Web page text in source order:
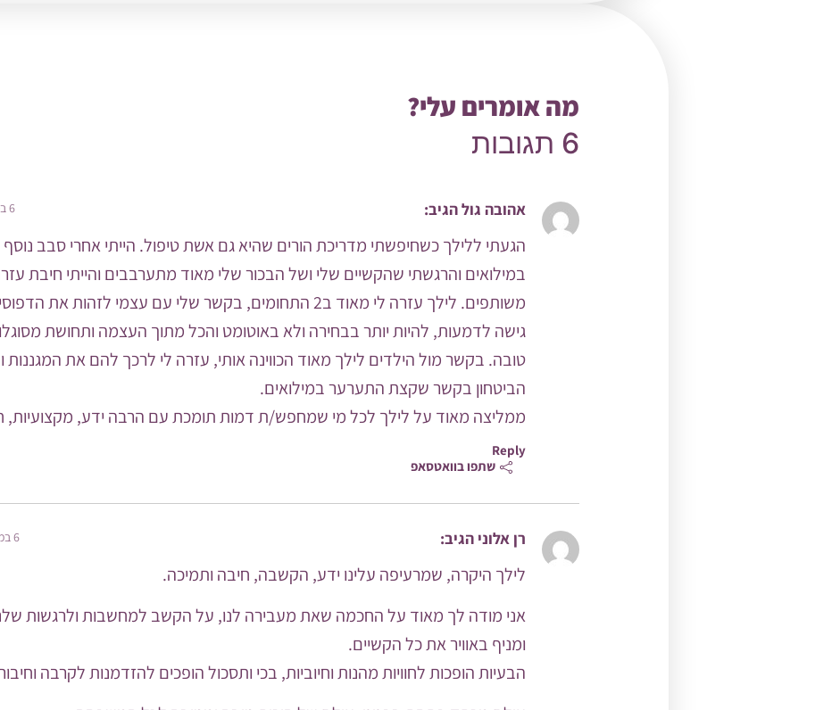
מה אומרים עלי?
6 תגובות
אהובה גולהגיב: 6 במאי 2026 בשעה 9:52
הגעתי ללילך כשחיפשתי מדריכת הורים שהיא גם אשת טיפול. הייתי אחרי סבב
במילואים והרגשתי שהקשיים שלי ושל הבכור שלי מאוד מתערבבים והייתי חיבת
משותפים. לילך עזרה לי מאוד ב2 התחומים, בקשר שלי עם עצמי לזהות
גישה לדמעות, להיות יותר בבחירה ולא באוטומט והכל מתוך העצמה ותחושת
טובה. בקשר מול הילדים לילך מאוד הכווינה אותי, עזרה לי לרכך להם את המגננות
הביטחון בקשר שקצת התערער במילואים.
ממליצה מאוד על לילך לכל מי שמחפש/ת דמות תומכת עם הרבה ידע, מקצועיות,
Reply
שתפו בוואטסאפ
רן אלוני הגיב: 6 במאי 2026 בשעה 11:56
לילך היקרה, שמרעיפה עלינו ידע, הקשבה, חיבה ותמיכה.
אני מודה לך מאוד על החכמה שאת מעבירה לנו, על הקשב למחשבות ולרגשות
ומניף באוויר את כל הקשיים.
הבעיות הופכות לחוויות מהנות וחיוביות, בכי ותסכול הופכים להזדמנות לקרבה